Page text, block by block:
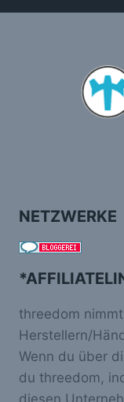
NETZWERKE
threedom
Herstellern/
Wenn du über
du threedom,